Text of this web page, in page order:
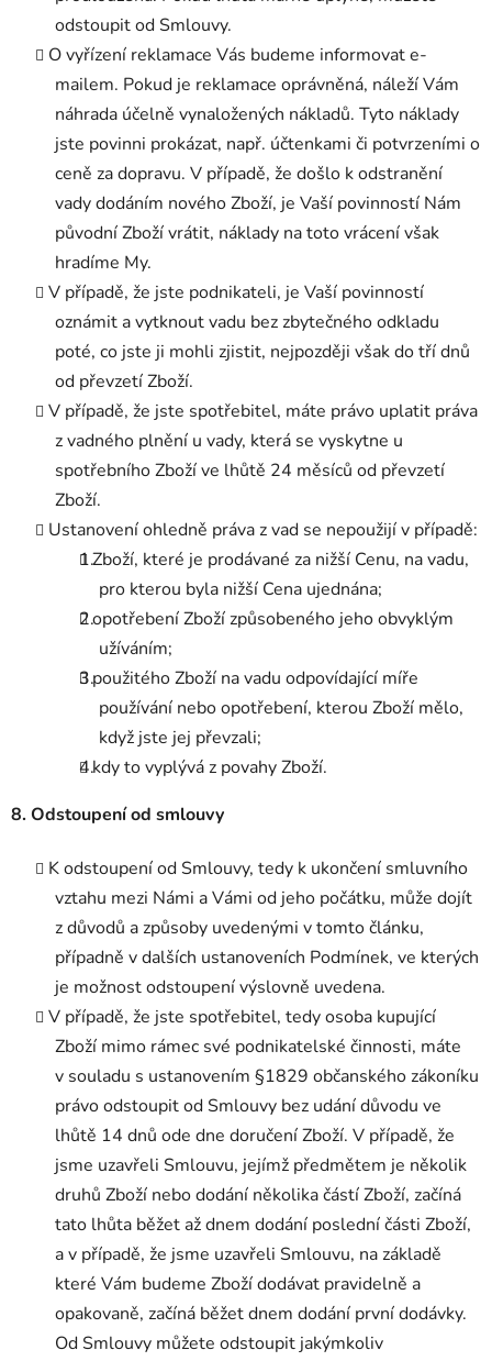
odstoupit od Smlouvy.
O vyřízení reklamace Vás budeme informovat e-
mailem. Pokud je reklamace oprávněná, náleží Vám
náhrada účelně vynaložených nákladů. Tyto náklady
jste povinni prokázat, např. účtenkami či potvrzeními o
ceně za dopravu. V případě, že došlo k odstranění
vady dodáním nového Zboží, je Vaší povinností Nám
původní Zboží vrátit, náklady na toto vrácení však
hradíme My.
V případě, že jste podnikateli, je Vaší povinností
oznámit a vytknout vadu bez zbytečného odkladu
poté, co jste ji mohli zjistit, nejpozději však do tří dnů
od převzetí Zboží.
V případě, že jste spotřebitel, máte právo uplatit práva
z vadného plnění u vady, která se vyskytne u
spotřebního Zboží ve lhůtě 24 měsíců od převzetí
Zboží.
Ustanovení ohledně práva z vad se nepoužijí v případě:
Zboží, které je prodávané za nižší Cenu, na vadu,
pro kterou byla nižší Cena ujednána;
opotřebení Zboží způsobeného jeho obvyklým
užíváním;
použitého Zboží na vadu odpovídající míře
používání nebo opotřebení, kterou Zboží mělo,
když jste jej převzali;
kdy to vyplývá z povahy Zboží.
8. Odstoupení od smlouvy
K odstoupení od Smlouvy, tedy k ukončení smluvního
vztahu mezi Námi a Vámi od jeho počátku, může dojít
z důvodů a způsoby uvedenými v tomto článku,
případně v dalších ustanoveních Podmínek, ve kterých
je možnost odstoupení výslovně uvedena.
V případě, že jste spotřebitel, tedy osoba kupující
Zboží mimo rámec své podnikatelské činnosti, máte
v souladu s ustanovením §1829 občanského zákoníku
právo odstoupit od Smlouvy bez udání důvodu ve
lhůtě 14 dnů ode dne doručení Zboží. V případě, že
jsme uzavřeli Smlouvu, jejímž předmětem je několik
druhů Zboží nebo dodání několika částí Zboží, začíná
tato lhůta běžet až dnem dodání poslední části Zboží,
a v případě, že jsme uzavřeli Smlouvu, na základě
které Vám budeme Zboží dodávat pravidelně a
opakovaně, začíná běžet dnem dodání první dodávky.
Od Smlouvy můžete odstoupit jakýmkoliv